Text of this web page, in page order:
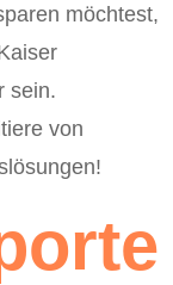
möchtest,
sein.
von